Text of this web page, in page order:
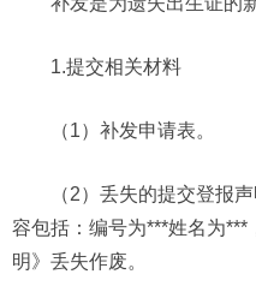
1.提交相关材料
（1）补发申请表。
（2）丢失的提交登报
容包括：编号为***姓名为
明》丢失作废。